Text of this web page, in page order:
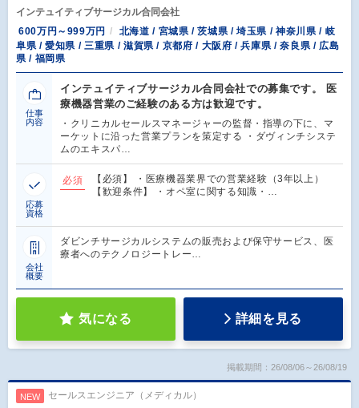
インテュイティブサージカル合同会社
600万円～999万円
北海道 / 宮城県 / 茨城県 / 埼玉県 / 神奈川県 / 岐
阜県 / 愛知県 / 三重県 / 滋賀県 / 京都府 / 大阪府 / 兵庫県 / 奈良県 / 広島
県 / 福岡県
仕事
内容
インテュイティブサージカル合同会社での募集です。 医
療機器営業のご経験のある方は歓迎です。
・クリニカルセールスマネージャーの監督・指導の下に、マ
ーケットに沿った営業プランを策定する ・ダヴィンチシステ
ムのエキスパ…
応募
資格
必須
【必須】 ・医療機器業界での営業経験（3年以上）
【歓迎条件】 ・オペ室に関する知識・…
会社
概要
ダビンチサージカルシステムの販売および保守サービス、医
療者へのテクノロジートレー…
気になる 詳細を見る
掲載期間：26/08/06～26/08/19
NEW セールスエンジニア（メディカル）